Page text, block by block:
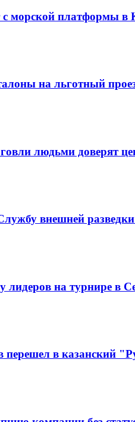
морской платформы в
на льготный
людьми доверят
внешней
на турнире в
перешел в казанский